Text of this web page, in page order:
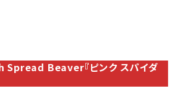
Beaver『ピンク スパイダ